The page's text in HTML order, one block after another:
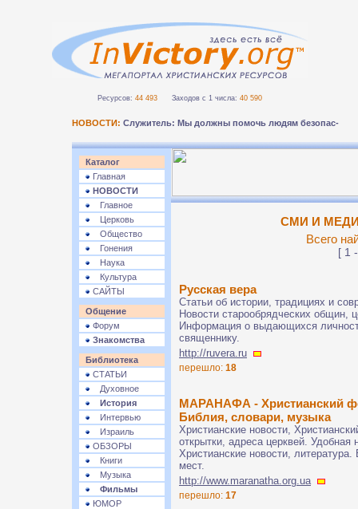
Ресурсов: 44 493 Заходов с 1 числа: 40 590
НОВОСТИ: Служитель: Мы должны помочь людям безопасно
Каталог
Главная
НОВОСТИ
Главное
Церковь
Общество
Гонения
Наука
Культура
САЙТЫ
Общение
Форум
Знакомства
Библиотека
СТАТЬИ
Духовное
История
Интервью
Израиль
ОБЗОРЫ
Книги
Музыка
Фильмы
ЮМОР
СМИ И
Всего
[ 1
Русская вера
Статьи об истории, традициях и
Новости старообрядческих общин,
Информация о выдающихся
священнику.
http://ruvera.ru
перешло: 18
МАРАНАФА - Христианский
Библия, словари, музыка
Христианские новости,
открытки, адреса церквей. Удобная
Христианские новости,
мест.
http://www.maranatha.org.ua
перешло: 17